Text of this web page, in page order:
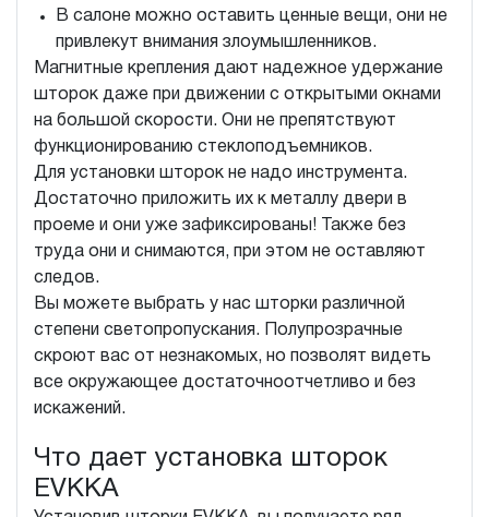
В салоне можно оставить ценные вещи, они не
привлекут внимания злоумышленников.
Магнитные крепления дают надежное удержание
шторок даже при движении с открытыми окнами
на большой скорости. Они не препятствуют
функционированию стеклоподъемников.
Для установки шторок не надо инструмента.
Достаточно приложить их к металлу двери в
проеме и они уже зафиксированы! Также без
труда они и снимаются, при этом не оставляют
следов.
Вы можете выбрать у нас шторки различной
степени светопропускания. Полупрозрачные
скроют вас от незнакомых, но позволят видеть
все окружающее достаточноотчетливо и без
искажений.
Что дает установка шторок
EVKKA